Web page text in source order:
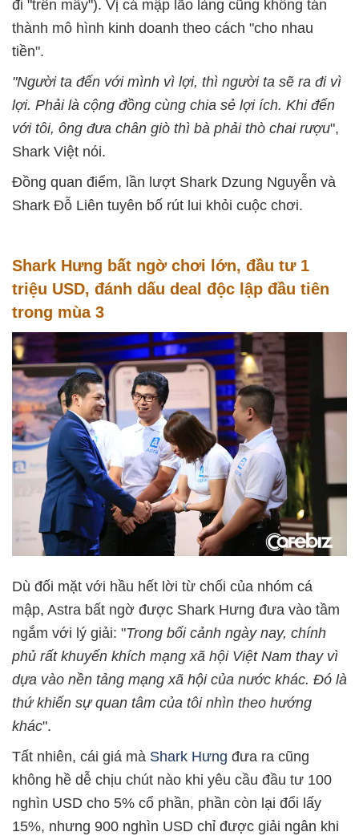
đi "trên mây"). Vị cá mập lão làng cũng không tán
thành mô hình kinh doanh theo cách "cho nhau
tiền".
"Người ta đến với mình vì lợi, thì người ta sẽ ra đi vì
lợi. Phải là cộng đồng cùng chia sẻ lợi ích. Khi đến
với tôi, ông đưa chân giò thì bà phải thò chai rượu",
Shark Việt nói.
Đồng quan điểm, lần lượt Shark Dzung Nguyễn và
Shark Đỗ Liên tuyên bố rút lui khỏi cuộc chơi.
Shark Hưng bất ngờ chơi lớn, đầu tư 1
triệu USD, đánh dấu deal độc lập đầu tiên
trong mùa 3
Dù đối mặt với hầu hết lời từ chối của nhóm cá
mập, Astra bất ngờ được Shark Hưng đưa vào tầm
ngắm với lý giải: "Trong bối cảnh ngày nay, chính
phủ rất khuyến khích mạng xã hội Việt Nam thay vì
dựa vào nền tảng mạng xã hội của nước khác. Đó là
thứ khiến sự quan tâm của tôi nhìn theo hướng
khác".
Tất nhiên, cái giá mà Shark Hưng đưa ra cũng
không hề dễ chịu chút nào khi yêu cầu đầu tư 100
nghìn USD cho 5% cổ phần, phần còn lại đổi lấy
15%, nhưng 900 nghìn USD chỉ được giải ngân khi